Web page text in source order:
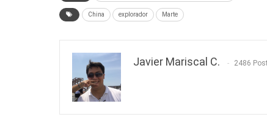
China explorador Marte
Javier Mariscal C. 2486